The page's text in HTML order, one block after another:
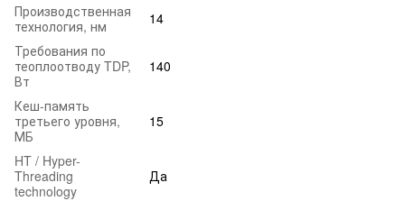
Производственная
технология, нм
14
Требования по
теоплоотводу TDP,
Вт
140
Кеш-память
третьего уровня,
МБ
15
HT / Hyper-
Threading
technology
Да